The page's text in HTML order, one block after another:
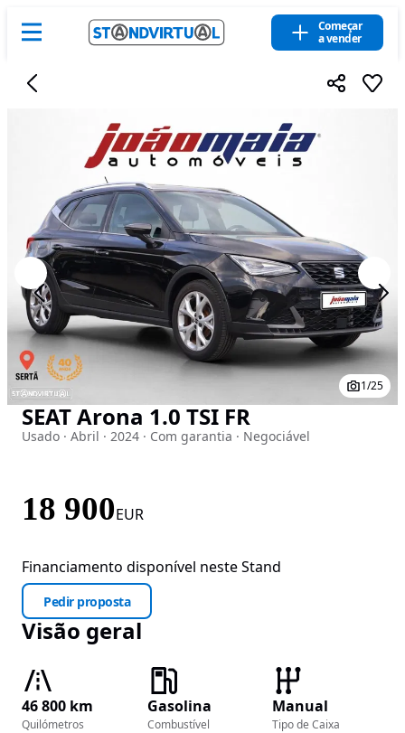
Começar
a vender
Imagem 1 de 25
1/25
SEAT Arona 1.0 TSI FR
Usado · Abril · 2024 · Com garantia · Negociável
18 900EUR
Financiamento disponível neste Stand
Pedir proposta
Visão geral
46 800 km
Quilómetros
Gasolina
Combustível
Manual
Tipo de Caixa